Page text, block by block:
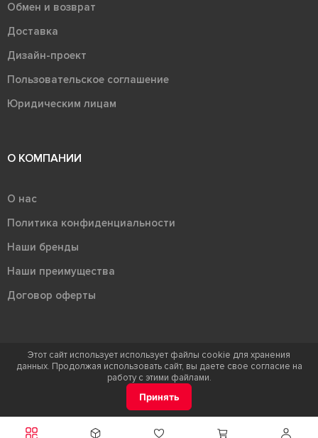
Обмен и возврат
Доставка
Дизайн-проект
Пользовательское соглашение
Юридическим лицам
О КОМПАНИИ
О нас
Политика конфиденциальности
Наши бренды
Наши преимущества
Договор оферты
Терра - территория керамики 2026
Ⓒ Правообладателем товарного знака "Терра" является ООО "Атлас-
Этот сайт использует использует файлы cookie для хранения
данных. Продолжая использовать сайт, вы даете свое согласие на
работу с этими файлами.
Принять